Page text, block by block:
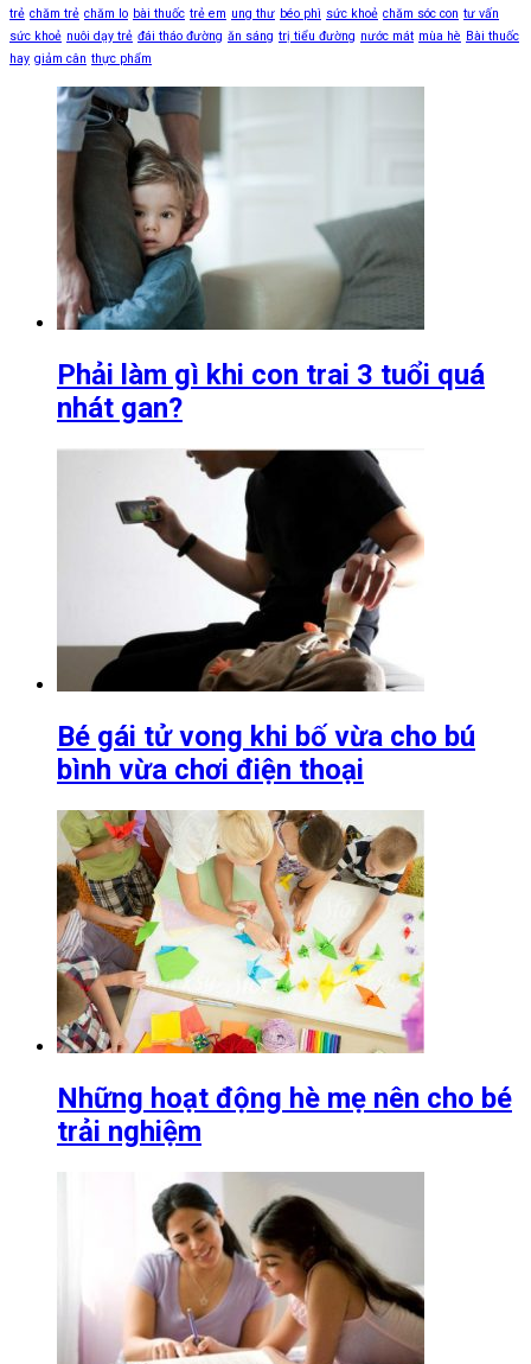
trẻ chăm trẻ chăm lo bài thuốc trẻ em ung thư béo phì sức khoẻ chăm sóc con tư vấn
sức khoẻ nuôi dạy trẻ đái tháo đường ăn sáng trị tiểu đường nước mát mùa hè Bài thuốc
hay giảm cân thực phẩm
Phải làm gì khi con trai 3 tuổi quá
nhát gan?
Bé gái tử vong khi bố vừa cho bú
bình vừa chơi điện thoại
Những hoạt động hè mẹ nên cho bé
trải nghiệm